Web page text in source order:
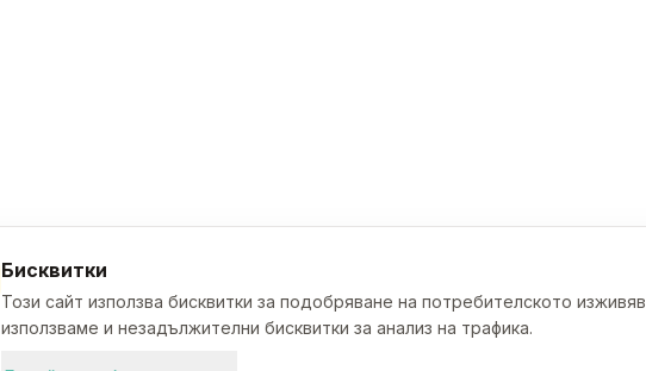
Бисквитки
Този сайт използва бисквитки за подобряване на потребителското
използваме и незадължителни бисквитки за анализ на трафика.